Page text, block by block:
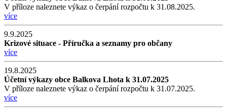
V příloze naleznete výkaz o čerpání rozpočtu k 31.08.2025.
více
9.9.2025
Krizové situace - Příručka a seznamy pro občany
více
19.8.2025
Účetní výkazy obce Balkova Lhota k 31.07.2025
V příloze naleznete výkaz o čerpání rozpočtu k 31.07.2025.
více